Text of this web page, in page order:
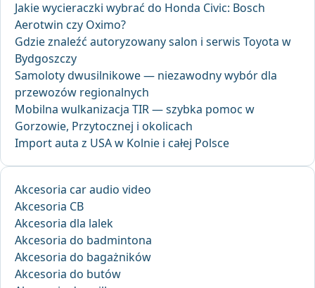
Jakie wycieraczki wybrać do Honda Civic: Bosch
Aerotwin czy Oximo?
Gdzie znaleźć autoryzowany salon i serwis Toyota w
Bydgoszczy
Samoloty dwusilnikowe — niezawodny wybór dla
przewozów regionalnych
Mobilna wulkanizacja TIR — szybka pomoc w
Gorzowie, Przytocznej i okolicach
Import auta z USA w Kolnie i całej Polsce
Akcesoria car audio video
Akcesoria CB
Akcesoria dla lalek
Akcesoria do badmintona
Akcesoria do bagażników
Akcesoria do butów